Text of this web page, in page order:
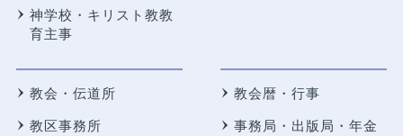
神学校・キリスト教教
育主事
教会・伝道所
教区事務所
教会暦・行事
事務局・出版局・年金